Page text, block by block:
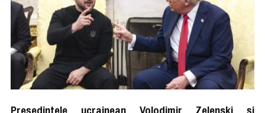
Președintele ucrainean Volodimir Zelenski și